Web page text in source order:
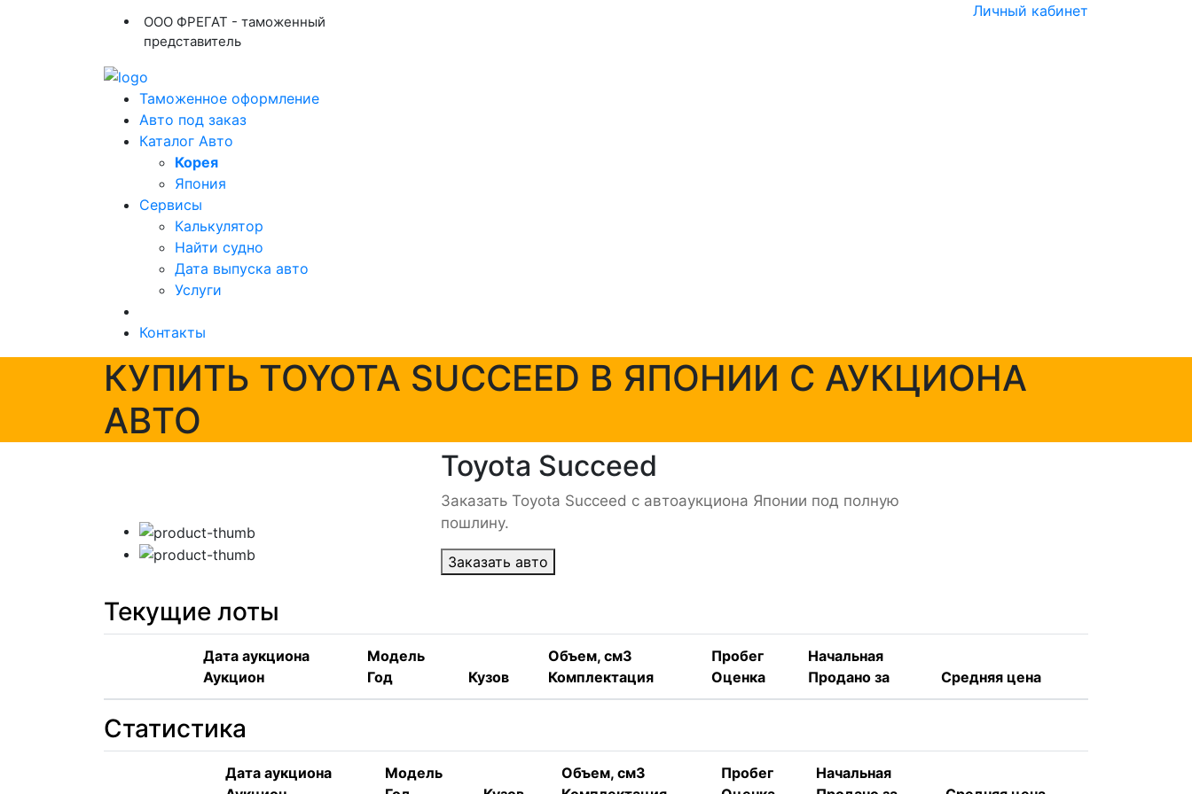
ООО ФРЕГАТ - таможенный
представитель
Личный кабинет
Таможенное оформление
Авто под заказ
Каталог Авто
Корея
Япония
Сервисы
Калькулятор
Найти судно
Дата выпуска авто
Услуги
Контакты
КУПИТЬ TOYOTA SUCCEED В ЯПОНИИ С АУКЦИОНА
АВТО
Toyota Succeed
Заказать Toyota Succeed с автоаукциона Японии под полную
пошлину.
Заказать авто
Текущие лоты
Дата аукциона
Аукцион
Модель
Год
Кузов
Объем, см3
Комплектация
Пробег
Оценка
Начальная
Продано за
Средняя цена
Статистика
Дата аукциона
Модель
Объем, см3
Пробег
Начальная